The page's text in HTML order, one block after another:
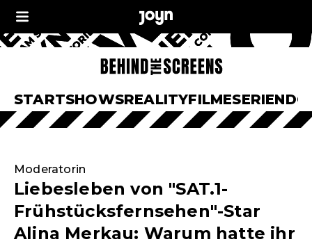
STARTSHOWSREALITYFILMESERIEN
Moderatorin
Liebesleben von "SAT.1-
Frühstücksfernsehen"-Star
Alina Merkau: Warum hatte ihr